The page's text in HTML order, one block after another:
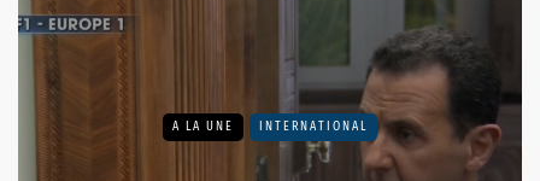
A LA UNE INTERNATIONAL